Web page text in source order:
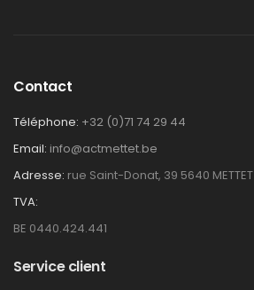
Contact
Téléphone: +32 (0)71 74 29 44
Email: info@actmettet.be
Adresse: rue Saint-Donat, 39 5640 METTET
TVA:
BE 0440.424.441
Service client